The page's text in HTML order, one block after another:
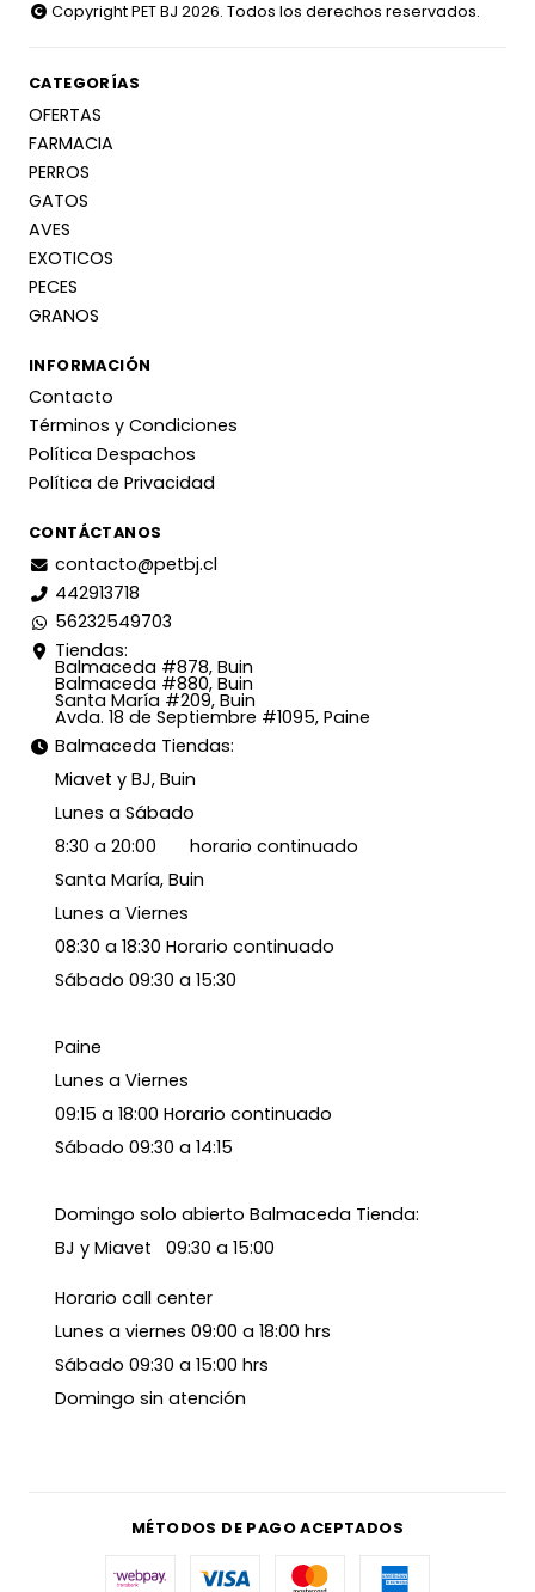
Copyright PET BJ 2026. Todos los derechos reservados.
CATEGORÍAS
OFERTAS
FARMACIA
PERROS
GATOS
AVES
EXOTICOS
PECES
GRANOS
INFORMACIÓN
Contacto
Términos y Condiciones
Política Despachos
Política de Privacidad
CONTÁCTANOS
contacto@petbj.cl
442913718
56232549703
Tiendas:
Balmaceda #878, Buin
Balmaceda #880, Buin
Santa María #209, Buin
Avda. 18 de Septiembre #1095, Paine
Balmaceda Tiendas:
Miavet y BJ, Buin
Lunes a Sábado
8:30 a 20:00 horario continuado
Santa María, Buin
Lunes a Viernes
08:30 a 18:30 Horario continuado
Sábado 09:30 a 15:30
Paine
Lunes a Viernes
09:15 a 18:00 Horario continuado
Sábado 09:30 a 14:15
Domingo solo abierto Balmaceda Tienda:
BJ y Miavet 09:30 a 15:00
Horario call center
Lunes a viernes 09:00 a 18:00 hrs
Sábado 09:30 a 15:00 hrs
Domingo sin atención
MÉTODOS DE PAGO ACEPTADOS